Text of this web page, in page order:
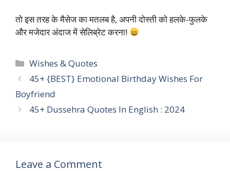
तो इस तरह के मैसेज का मतलब है, अपनी दोस्ती को हलके-फुलके
और मजेदार अंदाज में सेलिब्रेट करना!
Categories
Wishes & Quotes
45+ {BEST} Emotional Birthday Wishes For
Boyfriend
45+ Dussehra Quotes In English : 2024
Leave a Comment